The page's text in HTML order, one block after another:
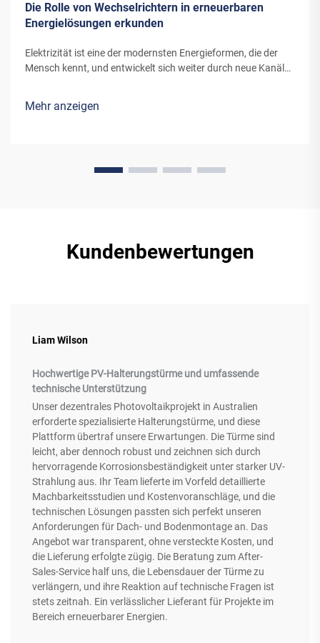
Die Rolle von Wechselrichtern in erneuerbaren
Energielösungen erkunden
Elektrizität ist eine der modernsten Energieformen, die der
Mensch kennt, und entwickelt sich weiter durch neue Kanäle
Ausrüstung...
Mehr anzeigen
Kundenbewertungen
Liam Wilson
Hochwertige PV-Halterungstürme und umfassende
technische Unterstützung
Unser dezentrales Photovoltaikprojekt in Australien
erforderte spezialisierte Halterungstürme, und diese
Plattform übertraf unsere Erwartungen. Die Türme sind
leicht, aber dennoch robust und zeichnen sich durch
hervorragende Korrosionsbeständigkeit unter starker UV-
Strahlung aus. Ihr Team lieferte im Vorfeld detaillierte
Machbarkeitsstudien und Kostenvoranschläge, und die
technischen Lösungen passten sich perfekt unseren
Anforderungen für Dach- und Bodenmontage an. Das
Angebot war transparent, ohne versteckte Kosten, und
die Lieferung erfolgte zügig. Die Beratung zum After-
Sales-Service half uns, die Lebensdauer der Türme zu
verlängern, und ihre Reaktion auf technische Fragen ist
stets zeitnah. Ein verlässlicher Lieferant für Projekte im
Bereich erneuerbarer Energien.